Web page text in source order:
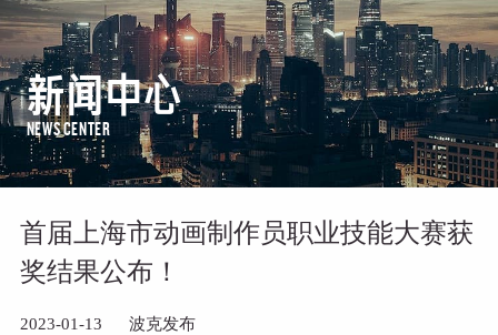
新闻中心
NEWS CENTER
首届上海市动画制作员职业技能大赛获
奖结果公布！
2023-01-13 波克发布